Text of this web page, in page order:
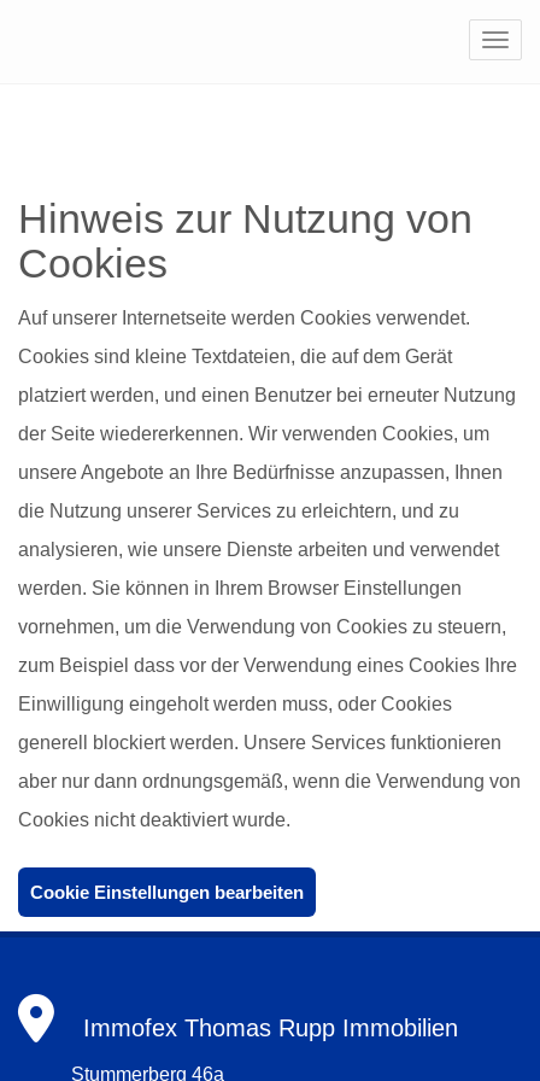
Hinweis zur Nutzung von
Cookies
Auf unserer Internetseite werden Cookies verwendet.
Cookies sind kleine Textdateien, die auf dem Gerät
platziert werden, und einen Benutzer bei erneuter Nutzung
der Seite wiedererkennen. Wir verwenden Cookies, um
unsere Angebote an Ihre Bedürfnisse anzupassen, Ihnen
die Nutzung unserer Services zu erleichtern, und zu
analysieren, wie unsere Dienste arbeiten und verwendet
werden. Sie können in Ihrem Browser Einstellungen
vornehmen, um die Verwendung von Cookies zu steuern,
zum Beispiel dass vor der Verwendung eines Cookies Ihre
Einwilligung eingeholt werden muss, oder Cookies
generell blockiert werden. Unsere Services funktionieren
aber nur dann ordnungsgemäß, wenn die Verwendung von
Cookies nicht deaktiviert wurde.
Cookie Einstellungen bearbeiten
Immofex Thomas Rupp Immobilien
Stummerberg 46a